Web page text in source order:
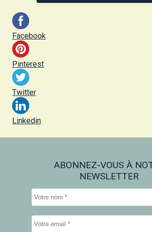
Facebook
Pinterest
Twitter
Linkedin
ABONNEZ-VOUS À
NEWSLETTER